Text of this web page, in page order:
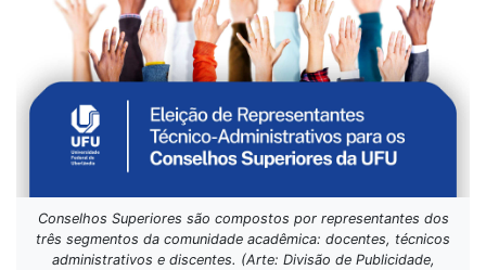
Conselhos Superiores são compostos por representantes dos
três segmentos da comunidade acadêmica: docentes, técnicos
administrativos e discentes. (Arte: Divisão de Publicidade,